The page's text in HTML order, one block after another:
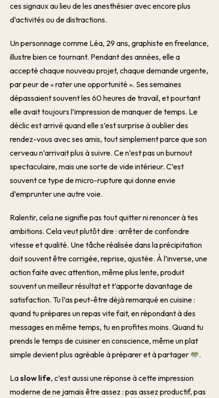
ces signaux au lieu de les anesthésier avec encore plus
d’activités ou de distractions.
Un personnage comme Léa, 29 ans, graphiste en freelance,
illustre bien ce tournant. Pendant des années, elle a
accepté chaque nouveau projet, chaque demande urgente,
par peur de « rater une opportunité ». Ses semaines
dépassaient souvent les 60 heures de travail, et pourtant
elle avait toujours l’impression de manquer de temps. Le
déclic est arrivé quand elle s’est surprise à oublier des
rendez-vous avec ses amis, tout simplement parce que son
cerveau n’arrivait plus à suivre. Ce n’est pas un burnout
spectaculaire, mais une sorte de vide intérieur. C’est
souvent ce type de micro-rupture qui donne envie
d’emprunter une autre voie.
Ralentir, cela ne signifie pas tout quitter ni renoncer à tes
ambitions. Cela veut plutôt dire : arrêter de confondre
vitesse et qualité. Une tâche réalisée dans la précipitation
doit souvent être corrigée, reprise, ajustée. À l’inverse, une
action faite avec attention, même plus lente, produit
souvent un meilleur résultat et t’apporte davantage de
satisfaction. Tu l’as peut-être déjà remarqué en cuisine :
quand tu prépares un repas vite fait, en répondant à des
messages en même temps, tu en profites moins. Quand tu
prends le temps de cuisiner en conscience, même un plat
simple devient plus agréable à préparer et à partager
.
Laslow life, c’est aussi une réponse à cette impression
moderne de ne jamais être assez : pas assez productif, pas